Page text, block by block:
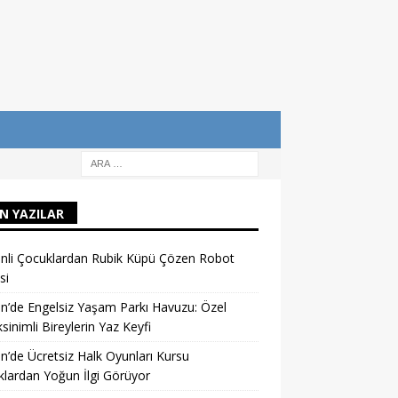
YAZILAR
Çocuklardan Rubik Küpü Çözen Robot
Engelsiz Yaşam Parkı Havuzu: Özel
Bireylerin Yaz Keyfi
Ücretsiz Halk Oyunları Kursu
Yoğun İlgi Görüyor